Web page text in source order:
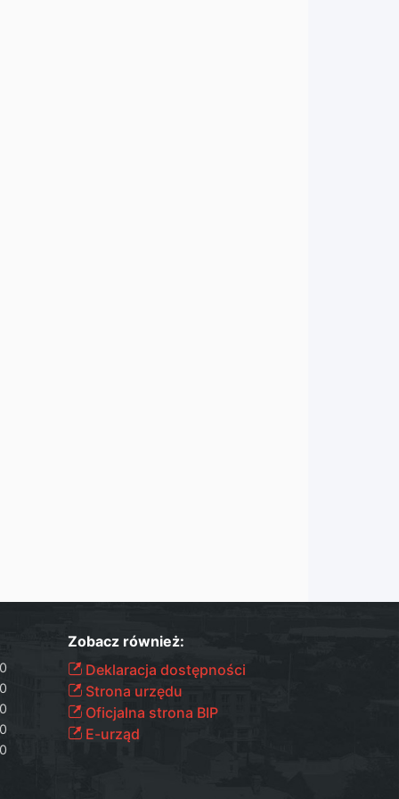
Zobacz również:
Deklaracja dostępności
Strona urzędu
Oficjalna strona BIP
E-urząd